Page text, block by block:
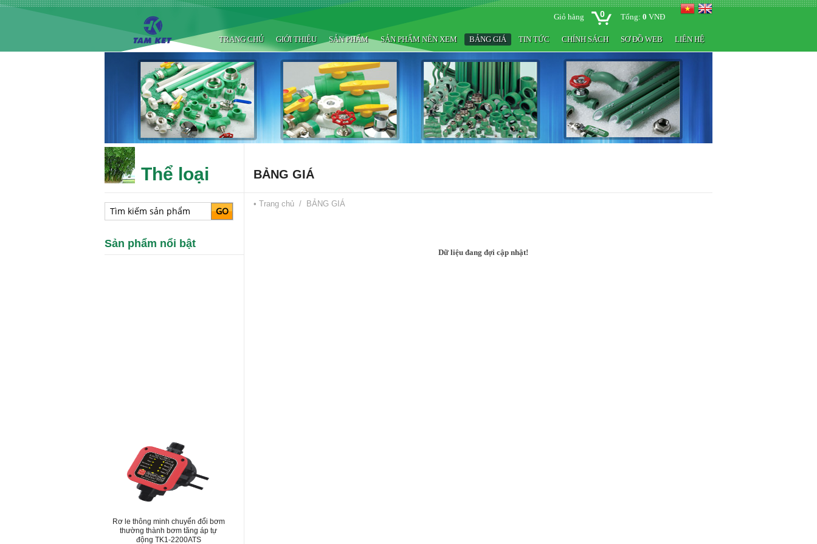
Giỏ hàng 0 Tổng: 0 VNĐ
TRANG CHỦ GIỚI THIỆU SẢN PHẨM SẢN PHẨM NÊN XEM BẢNG GIÁ TIN TỨC CHÍNH SÁCH SƠ ĐỒ WEB LIÊN HỆ
Thể loại
Sản phẩm nổi bật
thường thành bơm tăng áp tự
động TK1-2200ATS
BẢNG GIÁ
• Trang chủ / BẢNG GIÁ
Dữ liệu đang đợi cập nhật!